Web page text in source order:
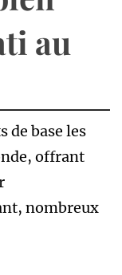
au
de base les
offrant
nombreux